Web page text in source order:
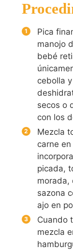
Pica
manojo
bebé
cebolla
secos o
con los
Mezcla
carne
picada,
morada,
sazona
ajo en
Cuando
mezcla